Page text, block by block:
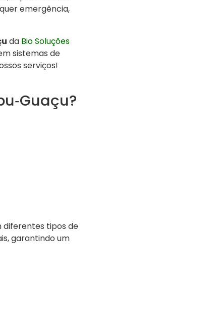
emergência,
da Bio Soluções
sistemas de
serviços!
diferentes tipos de
garantindo um